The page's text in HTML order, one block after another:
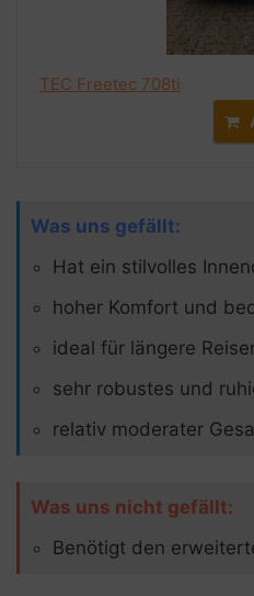
TEC Freetec 708ti
Was uns gefällt:
Hat ein stilvolles
hoher Komfort und
ideal für längere
sehr robustes und
relativ moderater
Was uns nicht gefällt:
Benötigt den